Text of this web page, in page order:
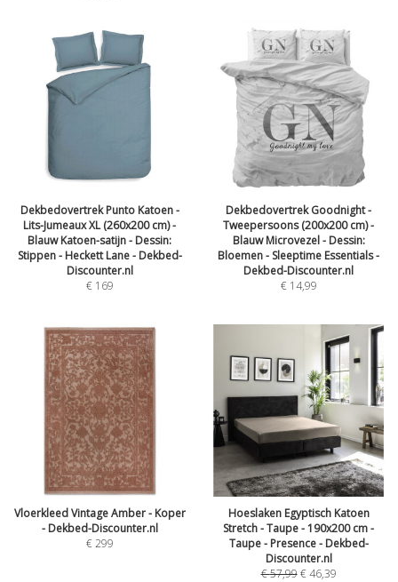
Dekbedovertrek Punto Katoen -
Lits-Jumeaux XL (260x200 cm) -
Blauw Katoen-satijn - Dessin:
Stippen - Heckett Lane - Dekbed-
Discounter.nl
€ 169
Dekbedovertrek Goodnight -
Tweepersoons (200x200 cm) -
Blauw Microvezel - Dessin:
Bloemen - Sleeptime Essentials -
Dekbed-Discounter.nl
€ 14,99
Vloerkleed Vintage Amber - Koper
- Dekbed-Discounter.nl
€299
Hoeslaken Egyptisch Katoen
Stretch - Taupe - 190x200 cm -
Taupe - Presence - Dekbed-
Discounter.nl
€57,99 €46,39